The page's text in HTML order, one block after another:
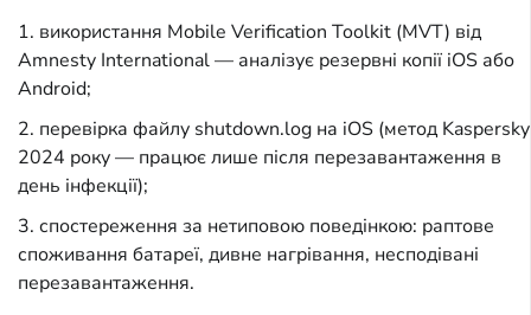
використання Mobile Verification Toolkit (MVT) від
Amnesty International — аналізує резервні копії iOS або
Android;
перевірка файлу shutdown.log на iOS (метод Kaspersky
2024 року — працює лише після перезавантаження в
день інфекції);
спостереження за нетиповою поведінкою: раптове
споживання батареї, дивне нагрівання, несподівані
перезавантаження.